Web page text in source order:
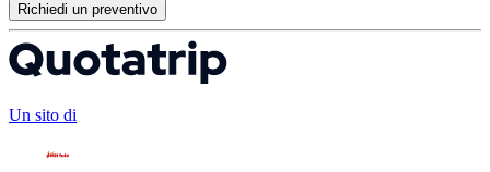
Richiedi un preventivo
Un sito di